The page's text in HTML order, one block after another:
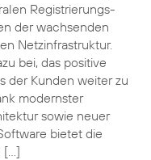
Registrierungs-
der wachsenden
Netzinfrastruktur.
bei, das positive
der Kunden weiter zu
modernster
sowie neuer
bietet die
[…]